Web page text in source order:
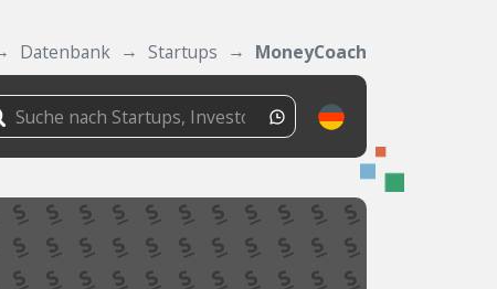
Datenbank Startups MoneyCoach